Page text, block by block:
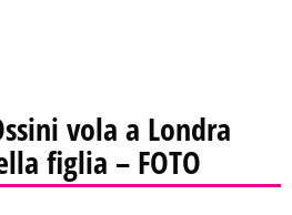
vola a Londra
figlia – FOTO